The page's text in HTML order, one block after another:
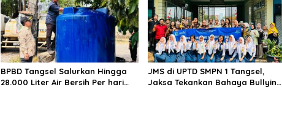
BPBD Tangsel Salurkan Hingga
28.000 Liter Air Bersih Per hari
JMS di UPTD SMPN 1 Tangsel,
Jaksa Tekankan Bahaya Bullying